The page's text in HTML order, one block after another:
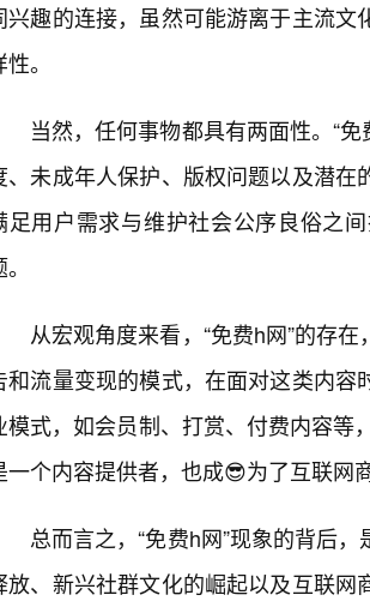
兴趣的连接，虽然可能游离于主流
。
当然，任何事物都具有两面性。“
、未成年人保护、版权问题以及潜
足用户需求与维护社会公序良俗之
从宏观角度来看，“免费h网”的存
和流量变现的模式，在面对这类内
模式，如会员制、打赏、付费内容等
一个内容提供者，也成😎为了互联网
总而言之，“免费h网”现象的背后
放、新兴社群文化的崛起以及互联